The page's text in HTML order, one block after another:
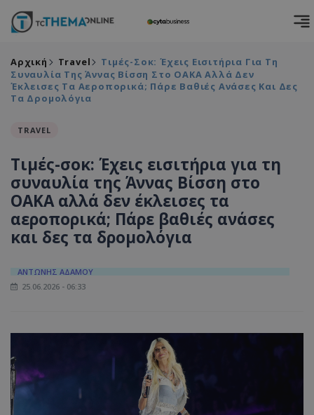
Αρχική Travel
Τιμές-Σοκ: Έχεις Εισιτήρια Για Τη
Συναυλία Της Άννας Βίσση Στο ΟΑΚΑ Αλλά Δεν
Έκλεισες Τα Αεροπορικά; Πάρε Βαθιές Ανάσες Και Δες
Τα Δρομολόγια
TRAVEL
Τιμές-σοκ: Έχεις εισιτήρια για τη
συναυλία της Άννας Βίσση στο
ΟΑΚΑ αλλά δεν έκλεισες τα
αεροπορικά; Πάρε βαθιές ανάσες
και δες τα δρομολόγια
ΑΝΤΩΝΗΣ ΑΔΑΜΟΥ
25.06.2026 - 06:33